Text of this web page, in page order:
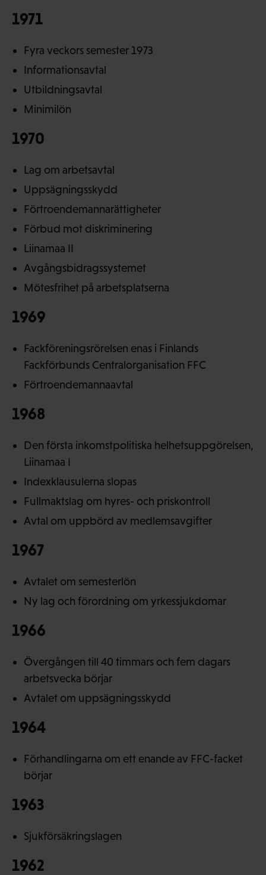
1971
Fyra veckors semester 1973
Informationsavtal
Utbildningsavtal
Minimilön
1970
Lag om arbetsavtal
Uppsägningsskydd
Förtroendemannarättigheter
Förbud mot diskriminering
Liinamaa II
Avgångsbidragssystemet
Mötesfrihet på arbetsplatserna
1969
Fackföreningsrörelsen enas i Finlands
Fackförbunds Centralorganisation FFC
Förtroendemannaavtal
1968
Den första inkomstpolitiska helhetsuppgörelsen,
Liinamaa I
Indexklausulerna slopas
Fullmaktslag om hyres- och priskontroll
Avtal om uppbörd av medlemsavgifter
1967
Avtalet om semesterlön
Ny lag och förordning om yrkessjukdomar
1966
Övergången till 40 timmars och fem dagars
arbetsvecka börjar
Avtalet om uppsägningsskydd
1964
Förhandlingarna om ett enande av FFC-facket
börjar
1963
Sjukförsäkringslagen
1962